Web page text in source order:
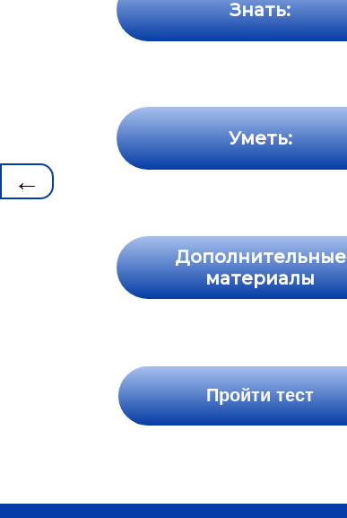
←
Знать:
Уметь:
Дополнительные
материалы
Пройти тест